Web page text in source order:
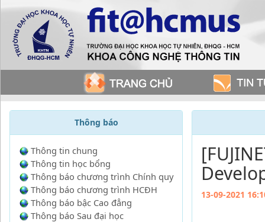
Thông báo
Thông tin chung
Thông tin học bổng
Thông báo chương trình Chính quy
Thông báo chương trình HCĐH
Thông báo bậc Cao đẳng
Thông báo Sau đại học
13-09-2021